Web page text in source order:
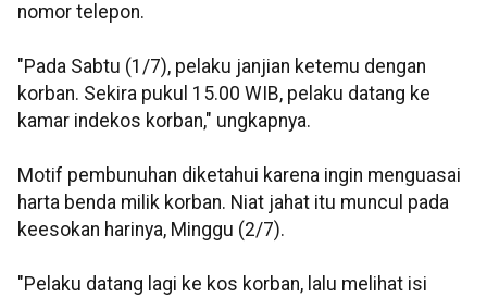
nomor telepon.
"Pada Sabtu (1/7), pelaku janjian ketemu dengan
korban. Sekira pukul 15.00 WIB, pelaku datang ke
kamar indekos korban," ungkapnya.
Motif pembunuhan diketahui karena ingin menguasai
harta benda milik korban. Niat jahat itu muncul pada
keesokan harinya, Minggu (2/7).
"Pelaku datang lagi ke kos korban, lalu melihat isi